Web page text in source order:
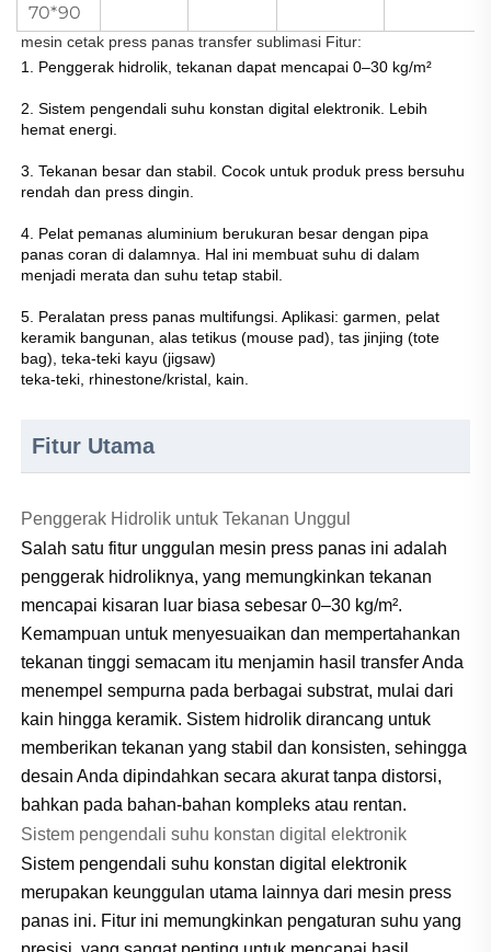
70*90
mesin cetak press panas transfer sublimasi Fitur:
1. Penggerak hidrolik, tekanan dapat mencapai 0–30 kg/m²
2. Sistem pengendali suhu konstan digital elektronik. Lebih
hemat energi.
3. Tekanan besar dan stabil. Cocok untuk produk press bersuhu
rendah dan press dingin.
4. Pelat pemanas aluminium berukuran besar dengan pipa
panas coran di dalamnya. Hal ini membuat suhu di dalam
menjadi merata dan suhu tetap stabil.
5. Peralatan press panas multifungsi. Aplikasi: garmen, pelat
keramik bangunan, alas tetikus (mouse pad), tas jinjing (tote
bag), teka-teki kayu (jigsaw)
teka-teki, rhinestone/kristal, kain.
Fitur Utama
Penggerak Hidrolik untuk Tekanan Unggul
Salah satu fitur unggulan mesin press panas ini adalah
penggerak hidroliknya, yang memungkinkan tekanan
mencapai kisaran luar biasa sebesar 0–30 kg/m².
Kemampuan untuk menyesuaikan dan mempertahankan
tekanan tinggi semacam itu menjamin hasil transfer Anda
menempel sempurna pada berbagai substrat, mulai dari
kain hingga keramik. Sistem hidrolik dirancang untuk
memberikan tekanan yang stabil dan konsisten, sehingga
desain Anda dipindahkan secara akurat tanpa distorsi,
bahkan pada bahan-bahan kompleks atau rentan.
Sistem pengendali suhu konstan digital elektronik
Sistem pengendali suhu konstan digital elektronik
merupakan keunggulan utama lainnya dari mesin press
panas ini. Fitur ini memungkinkan pengaturan suhu yang